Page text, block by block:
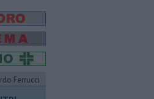
Ferrucci